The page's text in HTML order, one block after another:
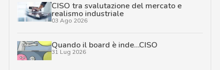
CISO tra svalutazione del mercato e
realismo industriale
03 Ago 2026
Quando il board è inde…CISO
31 Lug 2026